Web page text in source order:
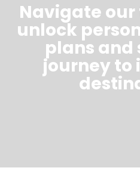
Navigate
unlock
plans and
journey to